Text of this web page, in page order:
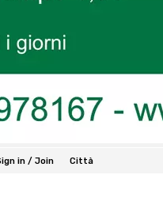
in / Join Città